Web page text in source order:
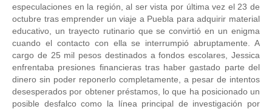
especulaciones en la región, al ser vista por última vez el 23 de
octubre tras emprender un viaje a Puebla para adquirir material
educativo, un trayecto rutinario que se convirtió en un enigma
cuando el contacto con ella se interrumpió abruptamente. A
cargo de 25 mil pesos destinados a fondos escolares, Jessica
enfrentaba presiones financieras tras haber gastado parte del
dinero sin poder reponerlo completamente, a pesar de intentos
desesperados por obtener préstamos, lo que ha posicionado un
posible desfalco como la línea principal de investigación por